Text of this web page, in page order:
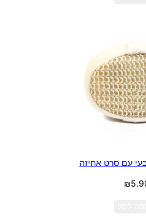
עם סרט אחיזה
₪